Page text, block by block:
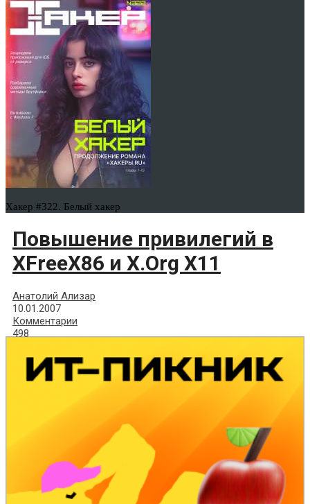
Хакер #322. Белый хакер
Повышение привилегий в
XFreeX86 и X.Org X11
Анатолий Ализар
10.01.2007
Комментарии
498